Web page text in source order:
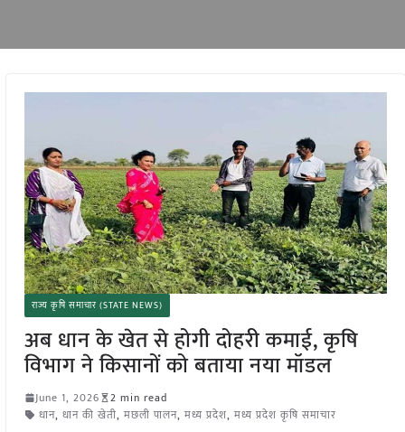
राज्य कृषि समाचार (STATE NEWS)
अब धान के खेत से होगी दोहरी कमाई, कृषि
विभाग ने किसानों को बताया नया मॉडल
June 1, 2026
2 min read
धान, धान की खेती, मछली पालन, मध्य प्रदेश, मध्य प्रदेश कृषि समाचार